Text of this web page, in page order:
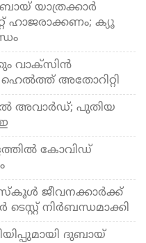
യാത്രക്കാര്‍
ഹാജരാക്കണം; ക്യൂ
വാക്‌സിന്‍
ഹെല്‍ത്ത് അതോറിറ്റി
അവാര്‍ഡ്; പുതിയ
കോവിഡ്
ജീവനക്കാര്‍ക്ക്
നിര്‍ബന്ധമാക്കി
ദുബായ്